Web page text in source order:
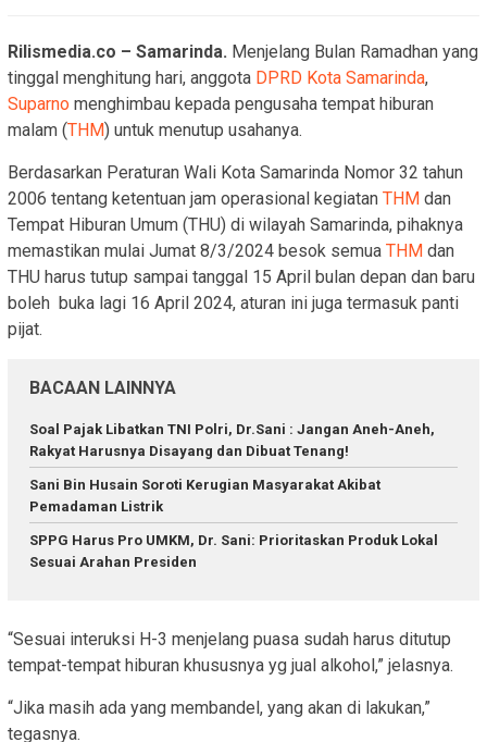
Rilismedia.co – Samarinda. Menjelang Bulan Ramadhan yang
tinggal menghitung hari, anggota DPRD Kota Samarinda,
Suparno menghimbau kepada pengusaha tempat hiburan
malam (THM) untuk menutup usahanya.
Berdasarkan Peraturan Wali Kota Samarinda Nomor 32 tahun
2006 tentang ketentuan jam operasional kegiatan THM dan
Tempat Hiburan Umum (THU) di wilayah Samarinda, pihaknya
memastikan mulai Jumat 8/3/2024 besok semua THM dan
THU harus tutup sampai tanggal 15 April bulan depan dan baru
boleh buka lagi 16 April 2024, aturan ini juga termasuk panti
pijat.
BACAAN LAINNYA
Soal Pajak Libatkan TNI Polri, Dr.Sani : Jangan Aneh-Aneh,
Rakyat Harusnya Disayang dan Dibuat Tenang!
Sani Bin Husain Soroti Kerugian Masyarakat Akibat
Pemadaman Listrik
SPPG Harus Pro UMKM, Dr. Sani: Prioritaskan Produk Lokal
Sesuai Arahan Presiden
“Sesuai interuksi H-3 menjelang puasa sudah harus ditutup
tempat-tempat hiburan khususnya yg jual alkohol,” jelasnya.
“Jika masih ada yang membandel, yang akan di lakukan,”
tegasnya.